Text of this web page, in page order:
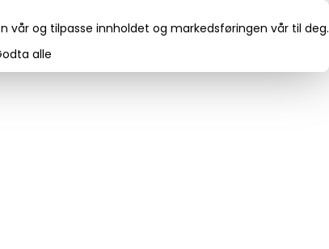
vår og tilpasse innholdet og markedsføringen vår til deg.
alle